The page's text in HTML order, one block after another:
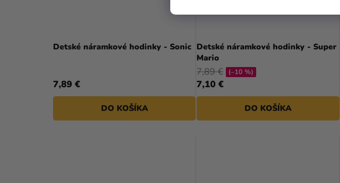
Detské náramkové hodinky - Sonic
7,89 €
DO KOŠÍKA
Detské náramkové hodinky - Super
Mario
7,10 €
7,89 € (–10 %)
DO KOŠÍKA